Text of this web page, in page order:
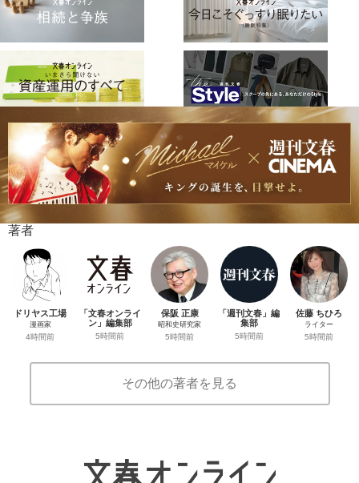
著者
ドリヤス工場
漫画家
4時間前
「文春オンライ
ン」編集部
5時間前
保阪 正康
昭和史研究家
5時間前
「週刊文春」編
集部
5時間前
佐藤 ちひろ
ライター
5時間前
その他の著者を見る